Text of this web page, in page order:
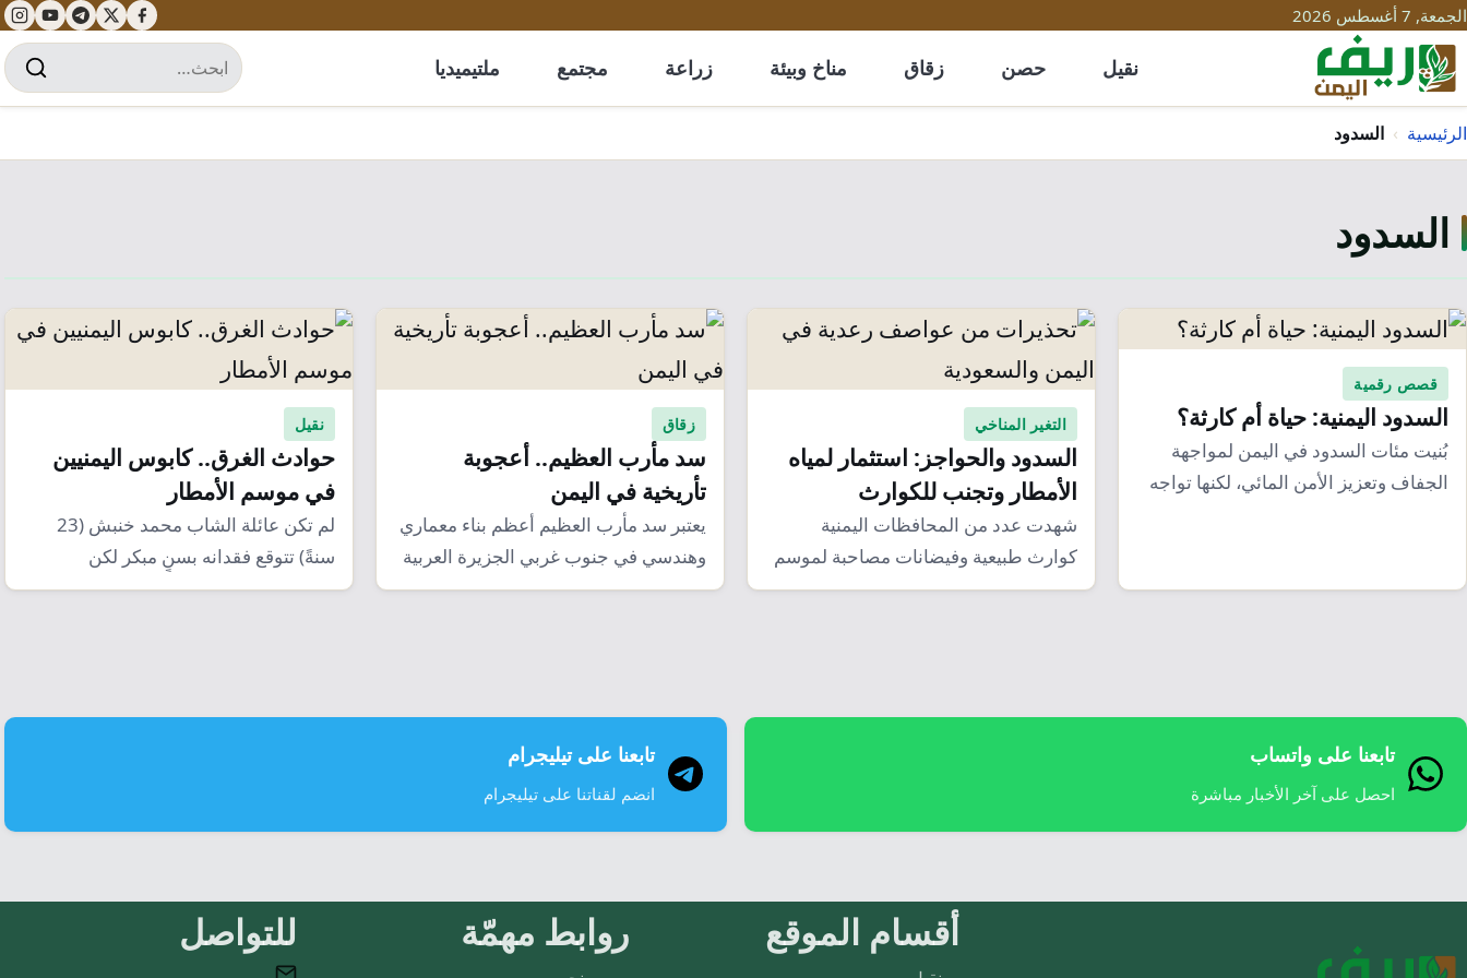
الجمعة, 7 أغسطس 2026
نقيل حصن زقاق مناخ وبيئة زراعة مجتمع ملتيميديا
الرئيسية › السدود
السدود
قصص رقمية
السدود اليمنية: حياة أم كارثة؟
بُنيت مئات السدود في اليمن لمواجهة
الجفاف وتعزيز الأمن المائي، لكنها تواجه
التغير المناخي
السدود والحواجز: استثمار لمياه
الأمطار وتجنب للكوارث
شهدت عدد من المحافظات اليمنية
كوارث طبيعية وفيضانات مصاحبة لموسم
الأمطار لهذا العام 2024،…
زقاق
سد مأرب العظيم.. أعجوبة
تأريخية في اليمن
يعتبر سد مأرب العظيم أعظم بناء معماري
وهندسي في جنوب غربي الجزيرة العربية
قديماً،…
نقيل
حوادث الغرق.. كابوس اليمنيين
في موسم الأمطار
لم تكن عائلة الشاب محمد خنبش (23
سنةً) تتوقع فقدانه بسنٍ مبكر لكن
إصراره…
تابعنا على واتساب
احصل على آخر الأخبار مباشرة
تابعنا على تيليجرام
انضم لقناتنا على تيليجرام
أقسام الموقع روابط مهمّة للتواصل